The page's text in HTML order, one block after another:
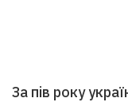
За пів року